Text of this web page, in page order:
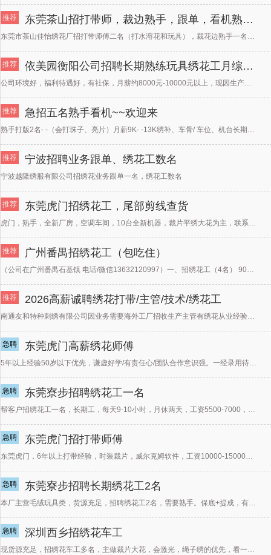
推荐 东莞茶山招打带师，裁边熟手，跟单，看机熟手，查货。
东莞市茶山佳怡绣花厂招打带师傅二名（打水溶花和玩具），裁花边熟手一名，跟单一名，招车工熟手多名，查货
推荐 依美园衡阳公司招聘长期熟练玩具绣花工月综合工资8000-10000元/+
公司环境好，福利待遇好，有社保，月薪约8000元-10000元以上，现因生产需要，大量招聘熟练绣花工
推荐 急招五名熟手看机~~欢迎来
熟手打版2名- -（会打珠子、亮片）月薪9K- -13K绣补、车骨/ 车位、机台长期工多名、不要炒更
推荐 宁波招聘业务跟单、绣花工数名
宁波越隆绣服有限公司招绣花业务跟单一名，绣花工数名
推荐 东莞虎门招绣花工，尾部剪线查货
虎门，熟手，全新厂房，空调车间，10台全新机器，裁片平绣大花为主，联系人：陈生18967137222
推荐 广州番禺招绣花工（包吃住）
（公司在广州番禺石基镇 电话/微信13632120997）一、招绣花工（4名） 9000-1
推荐 2026高薪诚聘绣花打带/主管/技术/绣花工
南通友和特种刺绣有限公司因业务需要海外工厂招收生产主管有绣花从业经验5年以上，精通各类型绣花（平绣、
急聘 东莞虎门高薪绣花师傅
5年以上经验50岁以下优先，谦虚好学/有责任心/团队合作意识强。一经录用待遇丰厚！一经录取待遇从优，
急聘 东莞寮步招聘绣花工一名
帮客户招绣花工一名，长期工，每天9-10小时，月休两天，工资5500-7000，工作轻松，生手或者学
急聘 东莞虎门招打带师傅
东莞虎门，6年以上打带经验，时装裁片，威尔克姆软件，工资10000-15000有兴趣的联系15818
急聘 东莞寮步招聘长期绣花工2名
本厂主营毛绒玩具类，货源充足，招聘绣花工2名，需要熟手。保底+提成，有宿舍及食堂。月休2天，白夜班。
急聘 深圳西乡招绣花车工
现货源充足，招绣花车工多名，主做裁片大花，会激光，绳子绣的优先，看一台机保底320＋超产，订单量大，